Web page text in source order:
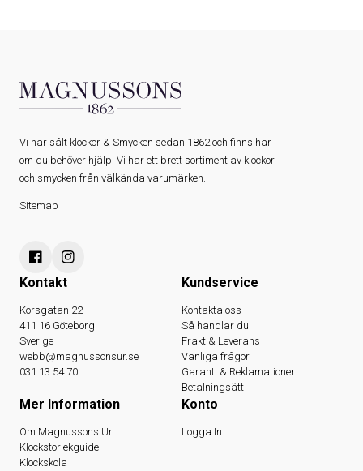
Vi har sålt klockor & Smycken sedan 1862 och finns här
om du behöver hjälp. Vi har ett brett sortiment av klockor
och smycken från välkända varumärken.
Sitemap
Kontakt
Korsgatan 22
411 16 Göteborg
Sverige
webb@magnussonsur.se
031 13 54 70
Kundservice
Kontakta oss
Så handlar du
Frakt & Leverans
Vanliga frågor
Garanti & Reklamationer
Betalningsätt
Mer Information
Om Magnussons Ur
Klockstorlekguide
Klockskola
Konto
Logga In